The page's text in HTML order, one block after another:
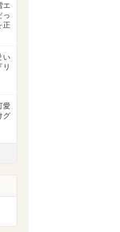
エ
っ
正
い
愛
グ